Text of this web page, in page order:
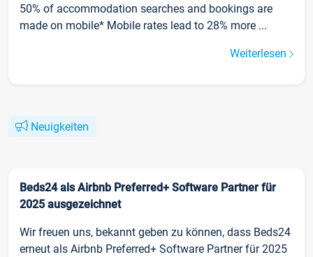
50% of accommodation searches and bookings are
made on mobile* Mobile rates lead to 28% more ...
Weiterlesen
Neuigkeiten
Beds24 als Airbnb Preferred+ Software Partner für
2025 ausgezeichnet
Wir freuen uns, bekannt geben zu können, dass Beds24
erneut als Airbnb Preferred+ Software Partner für 2025